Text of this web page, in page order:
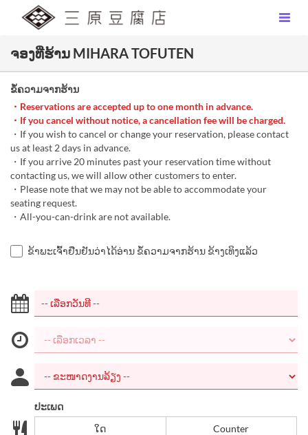
ຈອງທີ່ຮ້ານ MIHARA TOFUTEN
ຂໍ້ຄວາມຈາກຮ້ານ
・Reservations are accepted up to one month in advance.
・If you cancel without notice, a cancellation fee will be charged.
・If you wish to cancel or change your reservation, please contact
us at least 2 days in advance.
・If you arrive 20 minutes past your reservation time without
contacting us, we will allow other customers to enter.
・Please note that we may not be able to accommodate your
seating request.
・All-you-can-drink are not available.
ຂ້າພະເຈົ້າຢືນຢັນວ່າໄດ້ອ່ານ ຂໍ້ຄວາມຈາກຮ້ານ ຂ້າງເທິງແລ້ວ
ປະເພດ
ໃດ
Counter